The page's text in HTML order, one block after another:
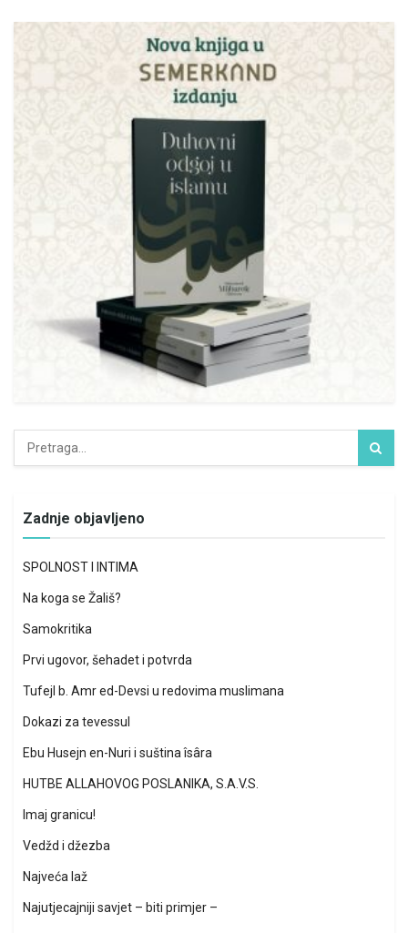
Zadnje objavljeno
SPOLNOST I INTIMA
Na koga se Žališ?
Samokritika
Prvi ugovor, šehadet i potvrda
Tufejl b. Amr ed-Devsi u redovima muslimana
Dokazi za tevessul
Ebu Husejn en-Nuri i suština îsâra
HUTBE ALLAHOVOG POSLANIKA, S.A.V.S.
Imaj granicu!
Vedžd i džezba
Najveća laž
Najutjecajniji savjet – biti primjer –